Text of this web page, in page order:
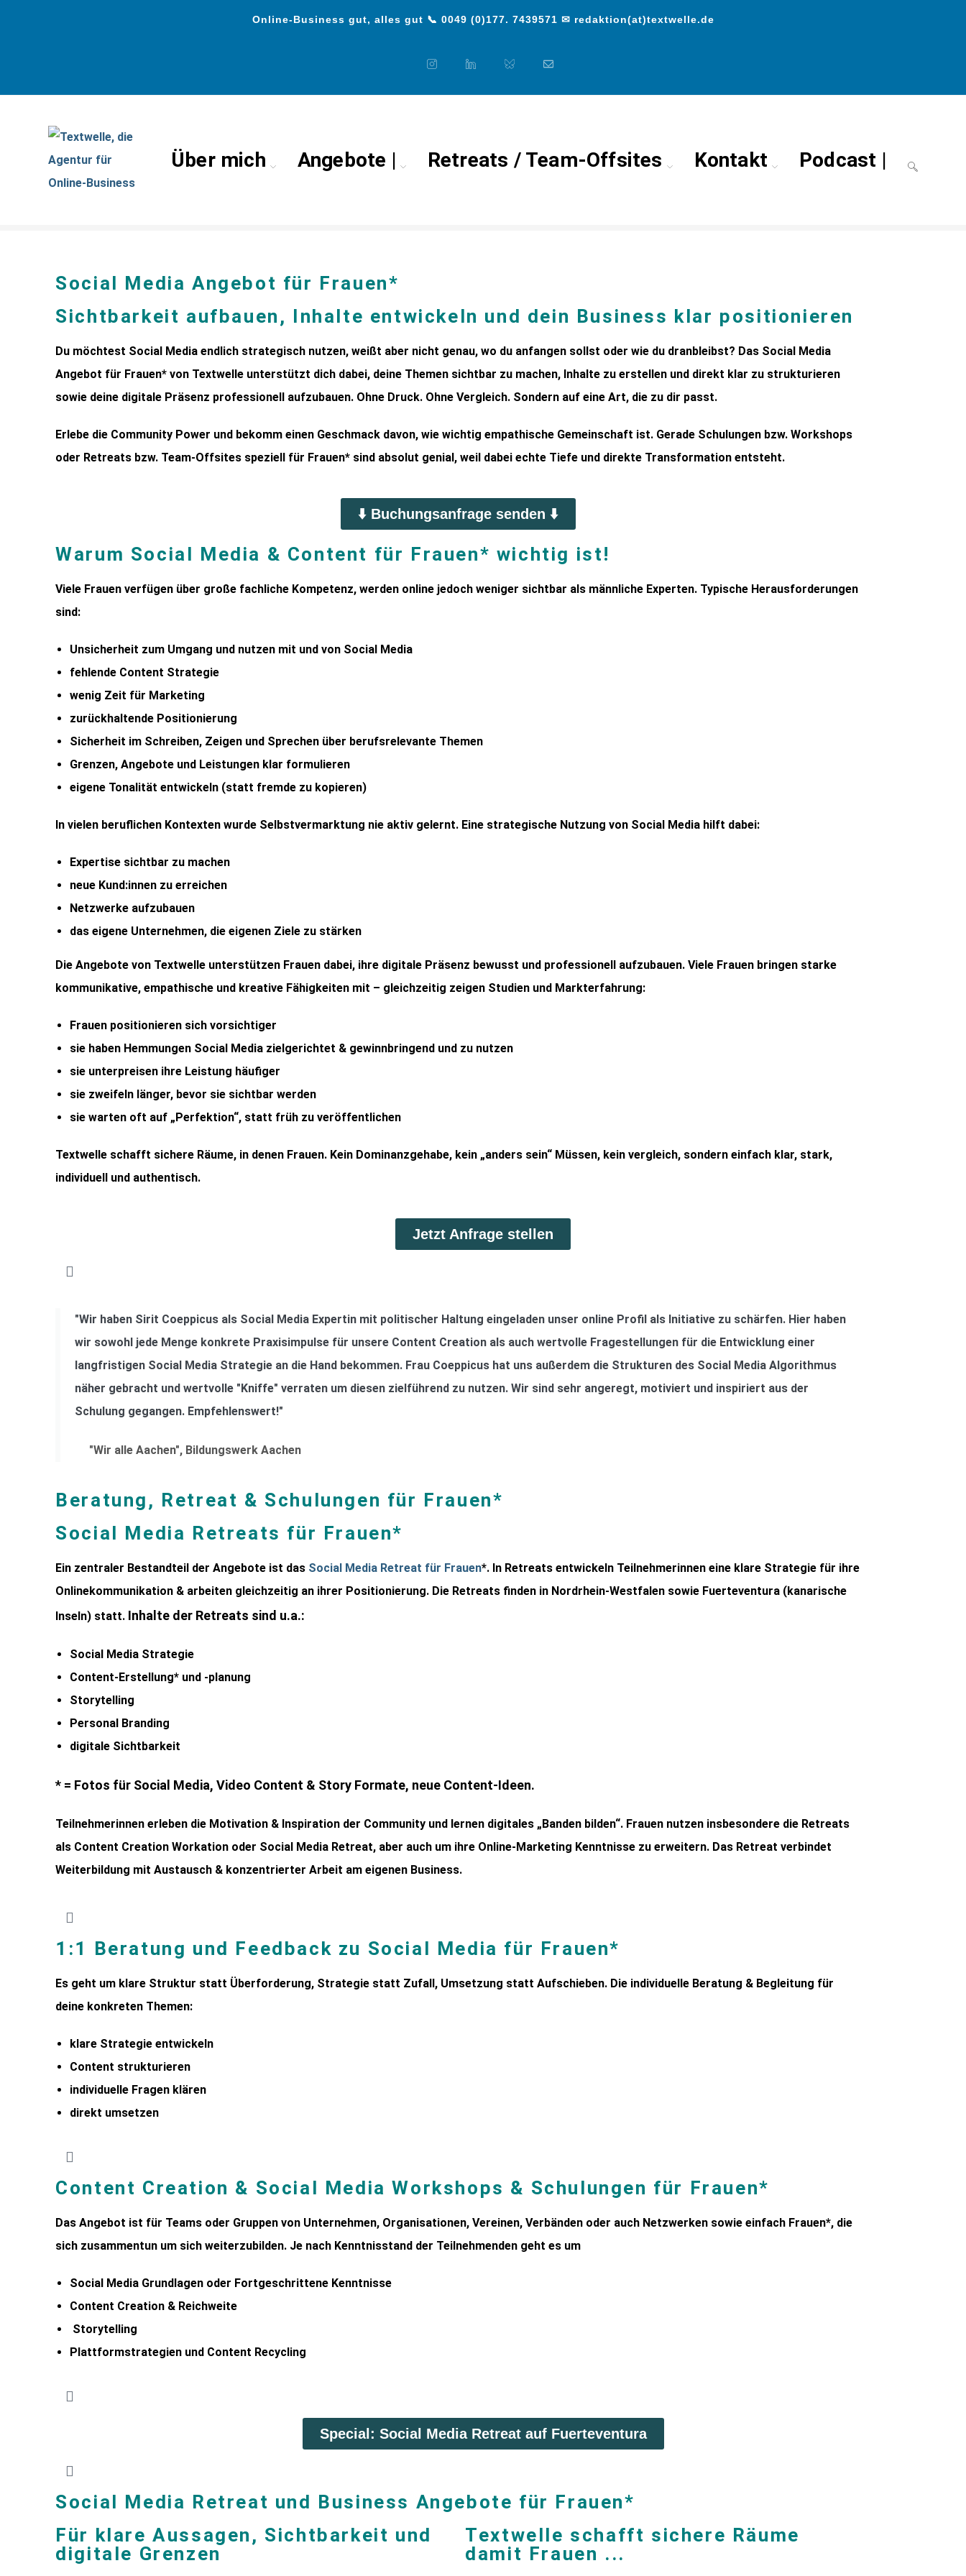
Online-Business gut, alles gut 📞 0049 (0)177. 7439571 ✉ redaktion(at)textwelle.de
Über mich Angebote | Retreats / Team-Offsites Kontakt Podcast |
Business Angebote & Social Media Retreat für Frauen*
Social Media Angebot für Frauen*
Sichtbarkeit aufbauen, Inhalte entwickeln und dein Business klar positionieren
Du möchtest Social Media endlich strategisch nutzen, weißt aber nicht genau, wo du anfangen sollst oder wie du dranbleibst? Das Social Media
Angebot für Frauen* von Textwelle unterstützt dich dabei, deine Themen sichtbar zu machen, Inhalte zu erstellen und direkt klar zu strukturieren
sowie deine digitale Präsenz professionell aufzubauen. Ohne Druck. Ohne Vergleich. Sondern auf eine Art, die zu dir passt.
Erlebe die Community Power und bekomm einen Geschmack davon, wie wichtig empathische Gemeinschaft ist. Gerade Schulungen bzw. Workshops
oder Retreats bzw. Team-Offsites speziell für Frauen* sind absolut genial, weil dabei echte Tiefe und direkte Transformation entsteht.
⬇️ Buchungsanfrage senden ⬇️
Warum Social Media & Content für Frauen* wichtig ist!
Viele Frauenverfügen über große fachliche Kompetenz,werden online jedochweniger sichtbar als männliche Experten. Typische Herausforderungen
sind:
Unsicherheit zum Umgang und nutzen mit und von Social Media
fehlende Content Strategie
wenig Zeit für Marketing
zurückhaltende Positionierung
Sicherheit im Schreiben, Zeigen und Sprechen über berufsrelevante Themen
Grenzen, Angebote und Leistungen klar formulieren
eigene Tonalität entwickeln (statt fremde zu kopieren)
In vielen beruflichen Kontexten wurde Selbstvermarktung nie aktiv gelernt. Eine strategische Nutzungvon Social Media hilft dabei:
Expertise sichtbar zu machen
neue Kund:innen zuerreichen
Netzwerke aufzubauen
daseigene Unternehmen, die eigenen Ziele zu stärken
DieAngebotevon Textwelle unterstützen Frauen dabei, ihre digitale Präsenz bewusst und professionell aufzubauen.Viele Frauen bringen starke
kommunikative, empathische und kreative Fähigkeiten mit – gleichzeitig zeigen Studien und Markterfahrung:
Frauen positionieren sich vorsichtiger
sie haben Hemmungen Social Media zielgerichtet & gewinnbringend und zu nutzen
sie unterpreisen ihre Leistung häufiger
sie zweifeln länger, bevor sie sichtbar werden
sie warten oft auf „Perfektion“, statt früh zu veröffentlichen
Textwelle schafft sichere Räume, in denen Frauen. Kein Dominanzgehabe, kein „anders sein“ Müssen, kein vergleich, sondern einfach klar, stark,
individuell und authentisch.
Jetzt Anfrage stellen
"Wir haben Sirit Coeppicus als Social Media Expertin mit politischer Haltung eingeladen unser online Profil als Initiative zu schärfen. Hier haben
wir sowohl jede Menge konkrete Praxisimpulse für unsere Content Creation als auch wertvolle Fragestellungen für die Entwicklung einer
langfristigen Social Media Strategie an die Hand bekommen. Frau Coeppicus hat uns außerdem die Strukturen des Social Media Algorithmus
näher gebracht und wertvolle "Kniffe" verraten um diesen zielführend zu nutzen. Wir sind sehr angeregt, motiviert und inspiriert aus der
Schulung gegangen. Empfehlenswert!"
"Wir alle Aachen", Bildungswerk Aachen
Beratung, Retreat & Schulungen für Frauen*
Social Media Retreats für Frauen*
Ein zentraler Bestandteil der Angebote ist das Social Media Retreat für Frauen*. In Retreats entwickeln Teilnehmerinnen eine klare Strategie für ihre
Onlinekommunikation & arbeiten gleichzeitig an ihrer Positionierung. Die Retreats finden in Nordrhein-Westfalen sowie Fuerteventura (kanarische
Inseln) statt. Inhalte der Retreats sind u.a.:
Social Media Strategie
Content-Erstellung* und -planung
Storytelling
Personal Branding
digitale Sichtbarkeit
* = Fotos für Social Media,Video Content & Story Formate, neue Content-Ideen.
Teilnehmerinnen erleben die Motivation & Inspiration der Community und lernen digitales „Banden bilden“. Frauen nutzen insbesondere die Retreats
als Content Creation Workation oder Social Media Retreat, aber auch um ihre Online-Marketing Kenntnisse zu erweitern. Das Retreat verbindet
Weiterbildung mit Austausch & konzentrierter Arbeit am eigenen Business.
1:1 Beratung und Feedback zu Social Media für Frauen*
Es geht um klare Struktur statt Überforderung, Strategie statt Zufall, Umsetzung statt Aufschieben. Die individuelle Beratung & Begleitung für
deine konkreten Themen:
klare Strategie entwickeln
Content strukturieren
individuelle Fragen klären
direkt umsetzen
Content Creation & Social Media Workshops & Schulungen für Frauen*
Das Angebot ist für Teams oder Gruppen von Unternehmen, Organisationen, Vereinen, Verbänden oder auch Netzwerken sowie einfach Frauen*, die
sich zusammentun um sich weiterzubilden. Je nach Kenntnisstand der Teilnehmenden geht es um
Social Media Grundlagen oder Fortgeschrittene Kenntnisse
Content Creation & Reichweite
Storytelling
Plattformstrategien und Content Recycling
Special: Social Media Retreat auf Fuerteventura
Social Media Retreat und Business Angebote für Frauen*
Für klare Aussagen, Sichtbarkeit und
digitale Grenzen
Textwelle schafft sichere Räume
damit Frauen ...